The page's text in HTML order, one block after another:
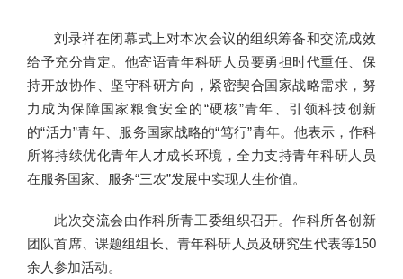
刘录祥在闭幕式上对本次会议的组织筹备和交流成效
给予充分肯定。他寄语青年科研人员要勇担时代重任、保
持开放协作、坚守科研方向，紧密契合国家战略需求，努
力成为保障国家粮食安全的“硬核”青年、引领科技创新
的“活力”青年、服务国家战略的“笃行”青年。他表示，作科
所将持续优化青年人才成长环境，全力支持青年科研人员
在服务国家、服务“三农”发展中实现人生价值。
此次交流会由作科所青工委组织召开。作科所各创新
团队首席、课题组组长、青年科研人员及研究生代表等150
余人参加活动。